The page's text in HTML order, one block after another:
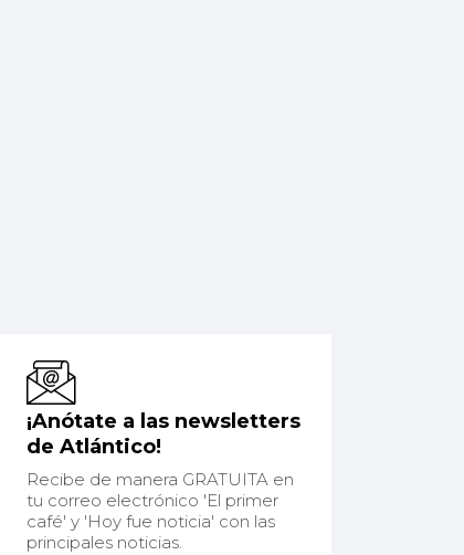
¡Anótate a las newsletters
de Atlántico!
Recibe de manera GRATUITA en
tu correo electrónico 'El primer
café' y 'Hoy fue noticia' con las
principales noticias.